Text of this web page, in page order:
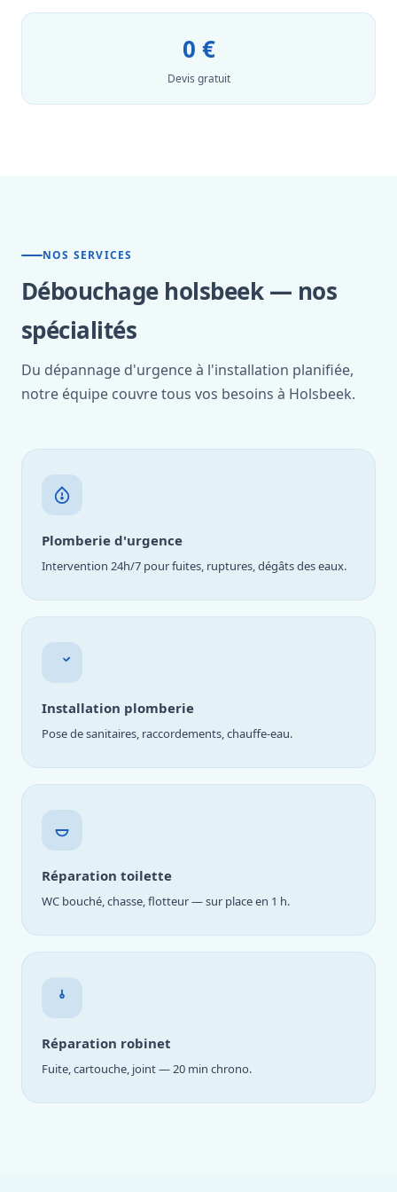
0 €
Devis gratuit
NOS SERVICES
Débouchage holsbeek — nos
spécialités
Du dépannage d'urgence à l'installation planifiée,
notre équipe couvre tous vos besoins à Holsbeek.
Plomberie d'urgence
Intervention 24h/7 pour fuites, ruptures, dégâts des eaux.
Installation plomberie
Pose de sanitaires, raccordements, chauffe-eau.
Réparation toilette
WC bouché, chasse, flotteur — sur place en 1 h.
Réparation robinet
Fuite, cartouche, joint — 20 min chrono.